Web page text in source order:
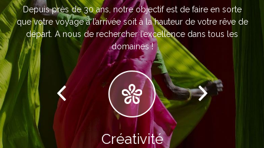
Depuis près de 30 ans, notre objectif est de faire en sorte
que votre voyage à l’arrivée soit à la hauteur de votre rêve de
départ. A nous de rechercher l’excellence dans tous les
domaines !
Créativité